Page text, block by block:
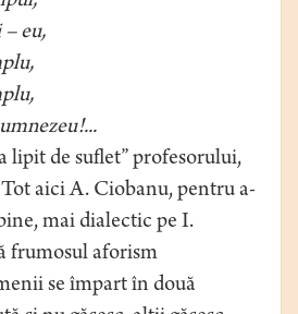
eu,
lipit de suflet” profesorului,
aici A. Ciobanu, pentru a-
mai dialectic pe I.
frumosul aforism
se împart în două